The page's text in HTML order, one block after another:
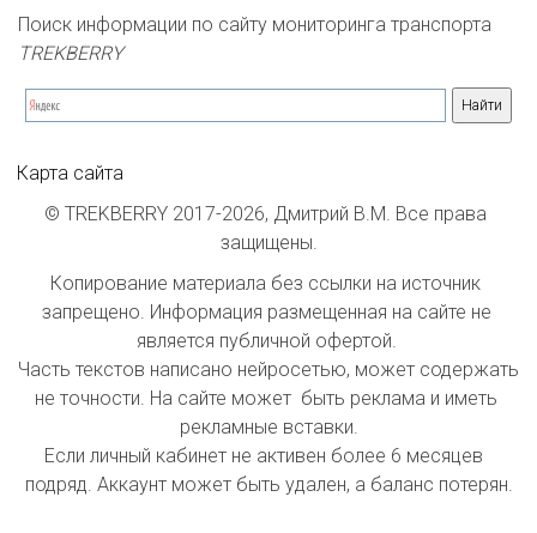
Поиск информации по сайту мониторинга транспорта
TREKBERRY
Карта сайта
© TREKBERRY 2017-2026, Дмитрий В.М. Все права
защищены.
Копирование материала без ссылки на источник
запрещено. Информация размещенная на сайте не
является публичной офертой.
Часть текстов написано нейросетью, может содержать
не точности. На сайте может  быть реклама и иметь
рекламные вставки.
Если личный кабинет не активен более 6 месяцев
подряд. Аккаунт может быть удален, а баланс потерян.